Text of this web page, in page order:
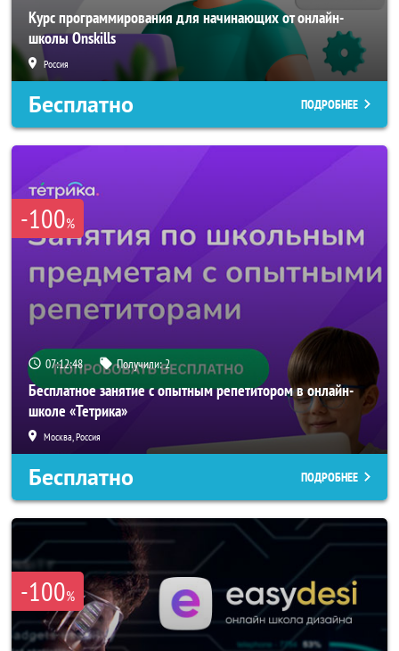
Курс программирования для начинающих от онлайн-
школы Onskills
Россия
Бесплатно ПОДРОБНЕЕ
-100%
07:12:47 Получили:2
Бесплатное занятие с опытным репетитором в онлайн-
школе «Тетрика»
Москва, Россия
Бесплатно ПОДРОБНЕЕ
-100%